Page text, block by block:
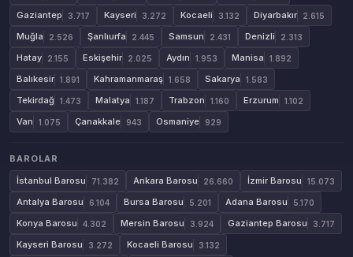
Gaziantep 3.717 Kayseri 3.272 Kocaeli 3.132 Diyarbakır 2.615
Muğla 2.526 Şanlıurfa 2.445 Samsun 2.431 Denizli 2.313
Hatay 2.155 Eskişehir 2.025 Aydın 1.953 Manisa 1.892
Balıkesir 1.891 Kahramanmaraş 1.658 Sakarya 1.583
Tekirdağ 1.473 Malatya 1.187 Trabzon 1.160 Erzurum 1.102
Van 1.075 Çanakkale 943 Osmaniye 929
BAROLAR
İstanbul Barosu
71.382 Ankara Barosu 26.660 İzmir Barosu 15.073
Antalya Barosu 6.104 Bursa Barosu 5.201 Adana Barosu 5.170
Konya Barosu 4.302 Mersin Barosu 3.924 Gaziantep Barosu 3.717
Kayseri Barosu 3.272 Kocaeli Barosu 3.132